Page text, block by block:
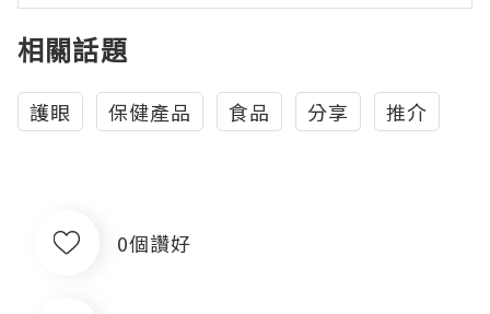
相關話題
護眼 保健產品 食品 分享 推介
0個讚好